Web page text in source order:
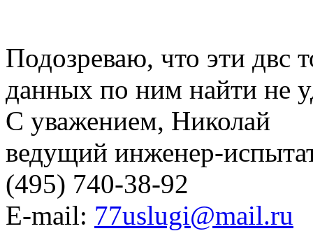
Подозреваю, что эти двс
данных по ним найти не
С уважением, Николай
ведущий инженер-
(495) 740-38-92
E-mail: 77uslugi@mail.ru